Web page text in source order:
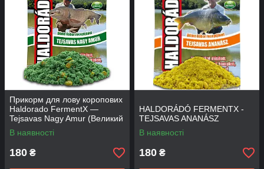
Прикорм для лову коропових
Haldorado FermentX —
Tejsavas Nagy Amur (Великий
амур) 1 кг
В наявності
180 ₴
HALDORÁDÓ FERMENTX -
TEJSAVAS ANANÁSZ
В наявності
180 ₴